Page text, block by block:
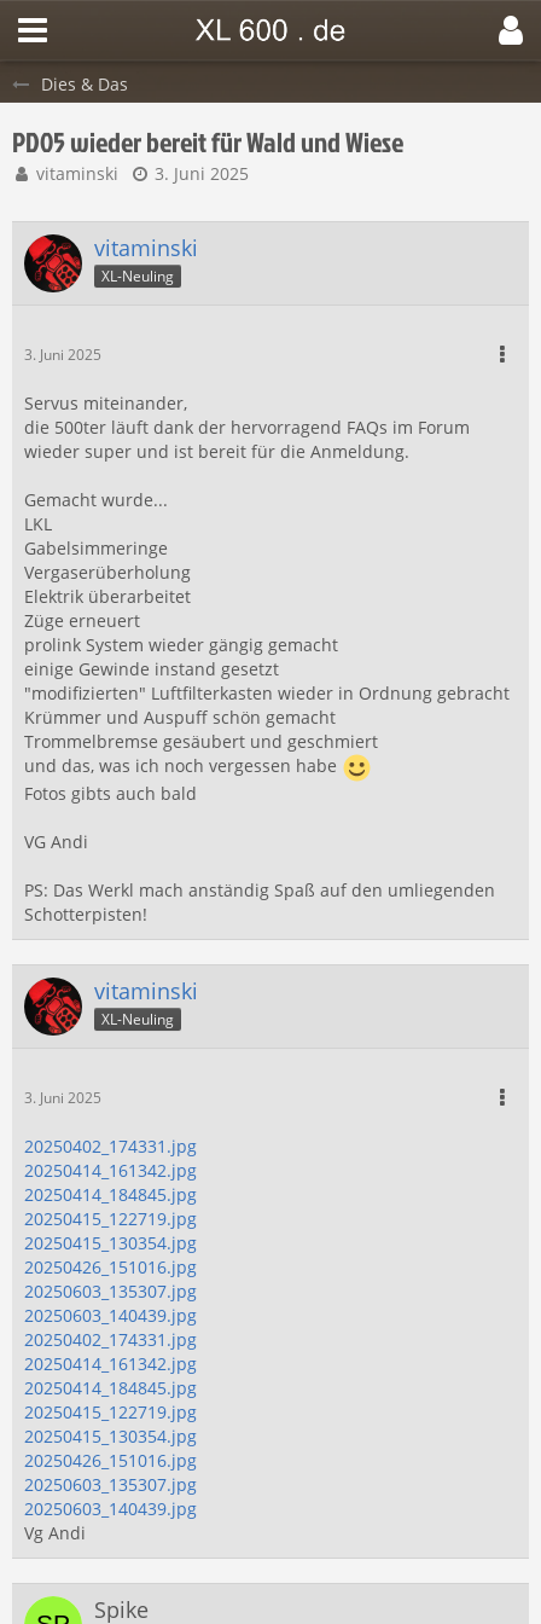
Dies & Das
PD05 wieder bereit für Wald und Wiese
vitaminski 3. Juni 2025
vitaminski
XL-Neuling
3. Juni 2025
Servus miteinander,
die 500ter läuft dank der hervorragend FAQs im Forum
wieder super und ist bereit für die Anmeldung.
Gemacht wurde...
LKL
Gabelsimmeringe
Vergaserüberholung
Elektrik überarbeitet
Züge erneuert
prolink System wieder gängig gemacht
einige Gewinde instand gesetzt
"modifizierten" Luftfilterkasten wieder in Ordnung gebracht
Krümmer und Auspuff schön gemacht
Trommelbremse gesäubert und geschmiert
und das, was ich noch vergessen habe
Fotos gibts auch bald
VG Andi
PS: Das Werkl mach anständig Spaß auf den umliegenden
Schotterpisten!
vitaminski
XL-Neuling
3. Juni 2025
20250402_174331.jpg
20250414_161342.jpg
20250414_184845.jpg
20250415_122719.jpg
20250415_130354.jpg
20250426_151016.jpg
20250603_135307.jpg
20250603_140439.jpg
20250402_174331.jpg
20250414_161342.jpg
20250414_184845.jpg
20250415_122719.jpg
20250415_130354.jpg
20250426_151016.jpg
20250603_135307.jpg
20250603_140439.jpg
Vg Andi
Spike